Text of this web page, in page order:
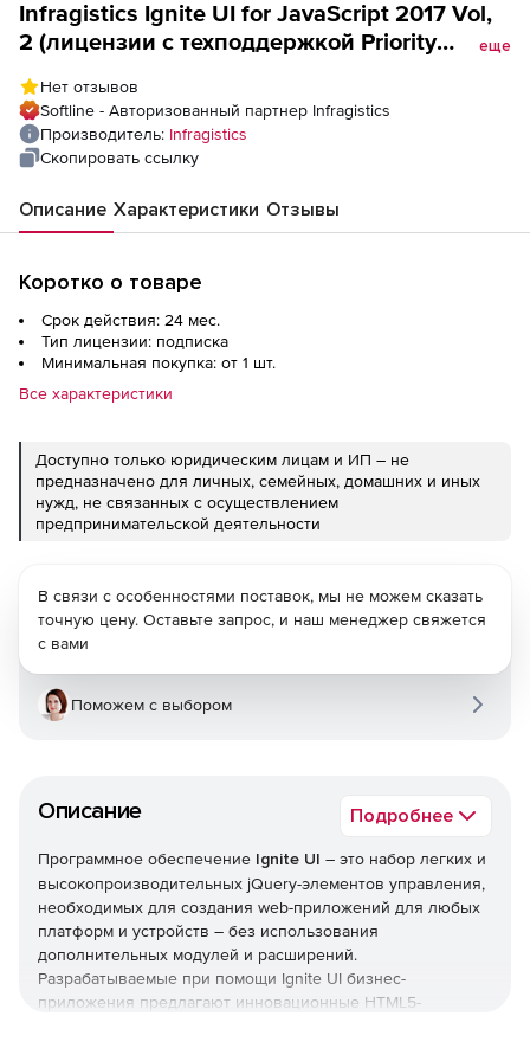
Infragistics Ignite UI for JavaScript 2017 Vol,
2 (лицензии с техподдержкой Priority
еще
Нет отзывов
Softline - Авторизованный партнер Infragistics
Производитель: Infragistics
Скопировать ссылку
Описание Характеристики Отзывы
Коротко о товаре
Срок действия: 24 мес.
Тип лицензии: подписка
Минимальная покупка: от 1 шт.
Все характеристики
Доступно только юридическим лицам и ИП – не
предназначено для личных, семейных, домашних и иных
нужд, не связанных с осуществлением
предпринимательской деятельности
Описание Подробнее
Программное обеспечение Ignite UI – это набор легких и
высокопроизводительных jQuery-элементов управления,
необходимых для создания web-приложений для любых
платформ и устройств – без использования
дополнительных модулей и расширений.
Разрабатываемые при помощи Ignite UI бизнес-
приложения предлагают инновационные HTML5-
В связи с особенностями поставок, мы не можем сказать
точную цену. Оставьте запрос, и наш менеджер свяжется
с вами
Поможем с выбором